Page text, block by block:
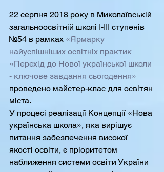
22 серпня 2018 року в Миколаївській
загальноосвітній школі І-ІІІ ступенів
№54 в рамках «Ярмарку
найуспішніших освітніх практик
«Перехід до Нової української школи
- ключове завдання сьогодення»
проведено майстер-клас для освітян
міста.
У процесі реалізації Концепції «Нова
українська школа», яка вирішує
питання забезпечення високої
якості освіти, є пріоритетом
наближення системи освіти України